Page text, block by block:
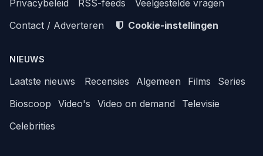
Privacybeleid RSS-feeds
Veelgestelde vragen
Contact / Adverteren
Cookie-instellingen
NIEUWS
Laatste nieuws Recensies Algemeen Films
Series
Bioscoop
Video's Video on demand
Televisie
Celebrities